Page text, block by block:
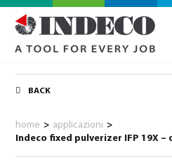
BACK
home > applicazioni >
Indeco fixed pulverizer IFP 19X